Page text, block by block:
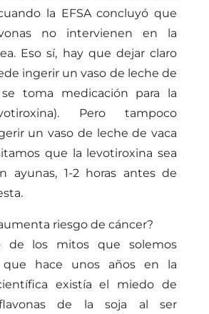
la EFSA concluyó que
no intervienen en la
Eso sí, hay que dejar claro
ingerir un vaso de leche de
toma medicación para la
Pero tampoco
un vaso de leche de vaca
que la levotiroxina sea
ayunas, 1-2 horas antes de
riesgo de cáncer?
de los mitos que solemos
que hace unos años en la
existía el miedo de
de la soja al ser